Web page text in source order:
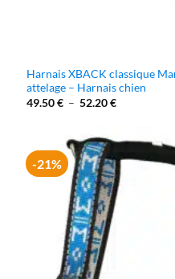
Harnais XBACK classique
attelage – Harnais chien
49.50€ – 52.20€Plage
à
-21%